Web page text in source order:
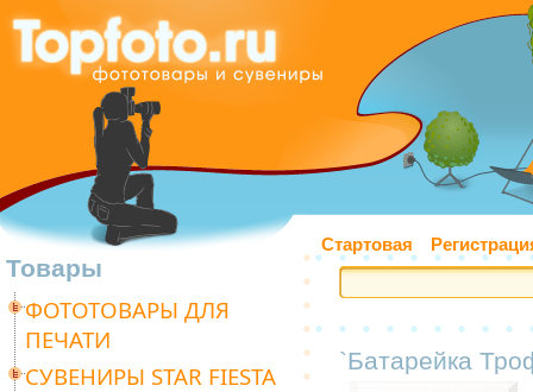
Стартовая
Товары
ФОТОТОВАРЫ ДЛЯ
ПЕЧАТИ
СУВЕНИРЫ STAR FIESTA
`Батарейка